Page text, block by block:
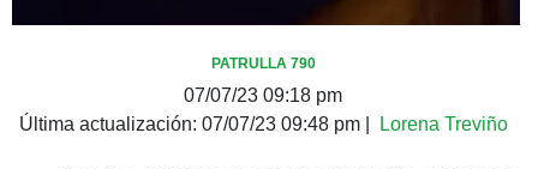
PATRULLA 790
07/07/23 09:18 pm
Última actualización: 07/07/23 09:48 pm| Lorena Treviño